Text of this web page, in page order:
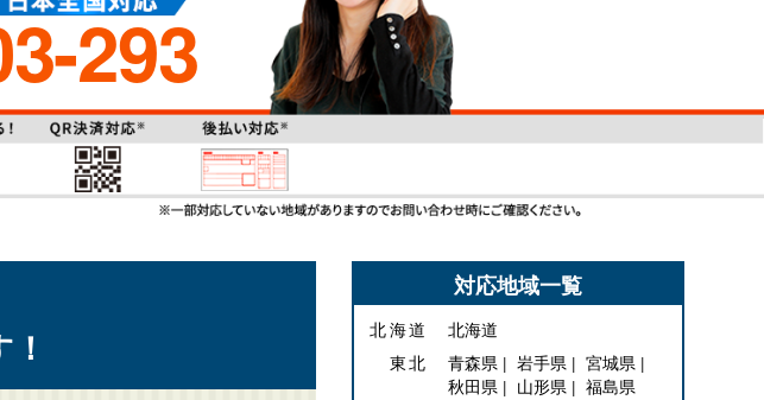
293
対応地域一覧
北海道
北海道
東北
青森県 岩手県
宮城県
秋田県
山形県
福島県